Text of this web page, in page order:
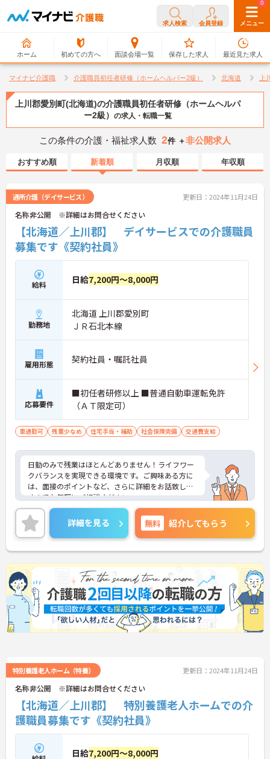
求人検索 会員登録 メニュー
ホーム 初めての方へ 面談会場一覧
0
保存した求人
0
最近見た求人
マイナビ介護職 介護職員初任者研修（ホームヘルパー2級） 北海道 上
上川郡愛別町(北海道)の介護職員初任者研修（ホームヘルパ
ー2級） の求人・転職一覧
この条件の介護・福祉求人数 2件 ＋非公開求人
おすすめ順 新着順 月収順 年収順
通所介護（デイサービス） 更新日：2024年11月24日
名称非公開 ※詳細はお問合せください
【北海道／上川郡】 デイサービスでの介護職員
募集です《契約社員》
給料 日給7,200円～8,000円
勤務地
北海道 上川郡愛別町
ＪＲ石北本線
雇用形態 契約社員・嘱託社員
応募要件
■初任者研修以上 ■普通自動車運転免許
（ＡＴ限定可）
車通勤可 残業少なめ 住宅手当・補助 社会保険完備 交通費支給
日勤のみで残業はほとんどありません！ライフワー
クバランスを実現できる環境です。ご興味ある方に
は、面接のポイントなど、さらに詳細をお話致しま
すのでお気軽にご相談ください。
詳細を見る 無料 紹介してもらう
特別養護老人ホーム（特養） 更新日：2024年11月24日
名称非公開 ※詳細はお問合せください
【北海道／上川郡】 特別養護老人ホームでの介
護職員募集です《契約社員》
日給7,200円～8,000円